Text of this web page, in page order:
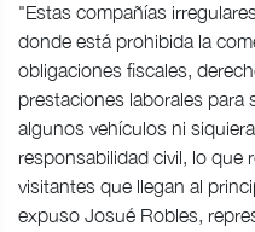
"Estas compañías
donde está prohibida la
obligaciones fiscales,
prestaciones laborales para
algunos vehículos ni
responsabilidad civil, lo que
visitantes que llegan al
expuso Josué Robles,